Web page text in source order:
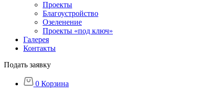
Проекты
Благоустройство
Озеленение
Проекты «под ключ»
Галерея
Контакты
Подать заявку
0 Корзина